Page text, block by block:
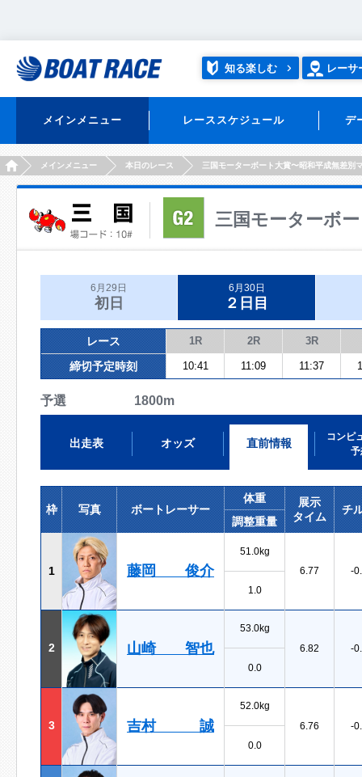
知る楽しむ レーサ
メインメニュー レーススケジュール デ
HOMEメインメニュー 本日のレース 三国モーターボート大賞〜昭和平成無差別
三国モーターボ
6月29日
初日
6月30日
２日目
レース 1R 2R 3R
締切予定時刻 10:41 11:09 11:37
予選 1800m
出走表 オッズ 直前情報
コンピ
予
枠 写真 ボートレーサー
体重
展示
タイム
チ
調整重量
1 藤岡 俊介
51.0kg
6.77
-
1.0
2 山崎 智也
53.0kg
6.82
-
0.0
3 吉村 誠
52.0kg
6.76
-
0.0